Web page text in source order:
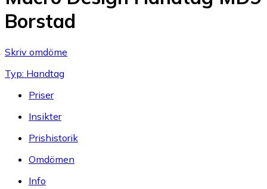
Borstad
Skriv omdöme
Typ: Handtag
Priser
Insikter
Prishistorik
Omdömen
Info